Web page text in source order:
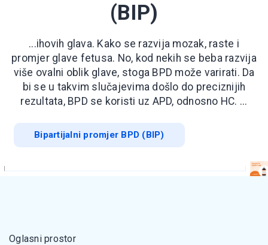
(BIP)
...ihovih glava. Kako se razvija mozak, raste i
promjer glave fetusa. No, kod nekih se beba razvija
više ovalni oblik glave, stoga BPD može varirati. Da
bi se u takvim slučajevima došlo do preciznijih
rezultata, BPD se koristi uz APD, odnosno HC. ...
Bipartijalni promjer BPD (BIP)
Oglasni prostor